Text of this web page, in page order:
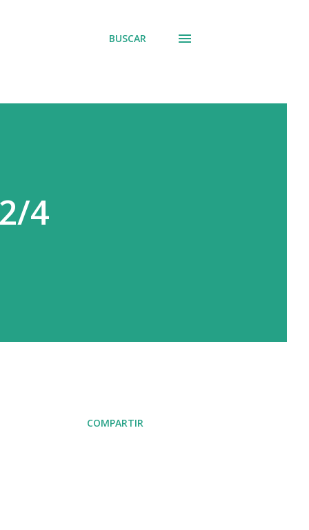
BUSCAR
4
COMPARTIR